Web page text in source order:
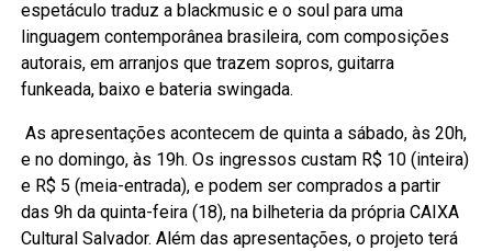
espetáculo traduz a blackmusic e o soul para uma
linguagem contemporânea brasileira, com composições
autorais, em arranjos que trazem sopros, guitarra
funkeada, baixo e bateria swingada.
As apresentações acontecem de quinta a sábado, às 20h,
e no domingo, às 19h. Os ingressos custam R$ 10 (inteira)
e R$ 5 (meia-entrada), e podem ser comprados a partir
das 9h da quinta-feira (18), na bilheteria da própria CAIXA
Cultural Salvador. Além das apresentações, o projeto terá